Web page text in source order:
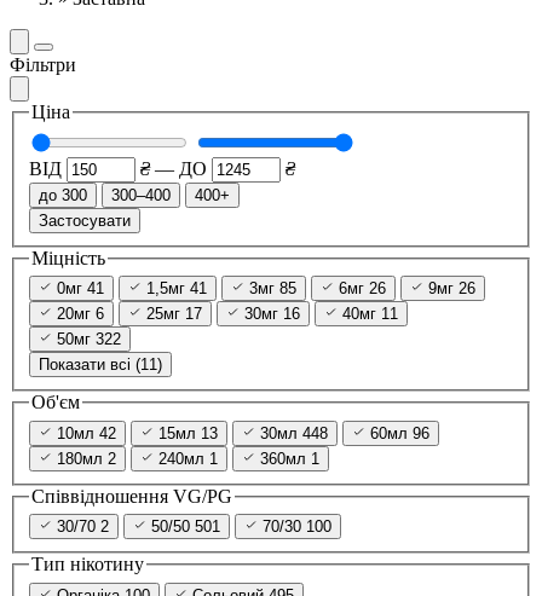
Фільтри
Ціна
ВІД ₴ — ДО ₴
до 300 300–400
400+
Застосувати
Міцність
0мг 41 1,5мг 41 3мг 85 6мг 26 9мг 26
20мг 6 25мг 17 30мг 16 40мг 11
50мг 322
Показати всі (11)
Об'єм
10мл 42 15мл 13 30мл 448 60мл 96
180мл 2 240мл 1 360мл 1
Співвідношення VG/PG
30/70 2 50/50 501 70/30 100
Тип нікотину